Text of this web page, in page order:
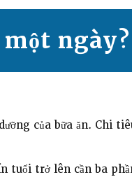
ngày?
của bữa ăn. Chi
tuổi trở lên cần ba